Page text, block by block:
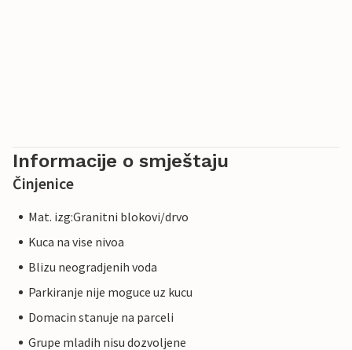
Informacije o smještaju
Činjenice
Mat. izg:Granitni blokovi/drvo
Kuca na vise nivoa
Blizu neogradjenih voda
Parkiranje nije moguce uz kucu
Domacin stanuje na parceli
Grupe mladih nisu dozvoljene